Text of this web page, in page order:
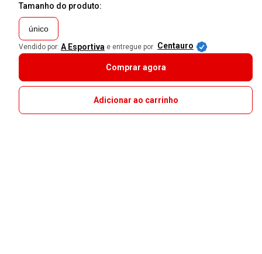
Tamanho do produto:
único
Vendido por: A Esportiva e entregue por Centauro
Comprar agora
Adicionar ao carrinho